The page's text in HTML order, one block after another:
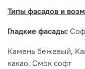
Типы фасадов и
Гладкие фасады:
Камень бежевый,
какао, Смок софт